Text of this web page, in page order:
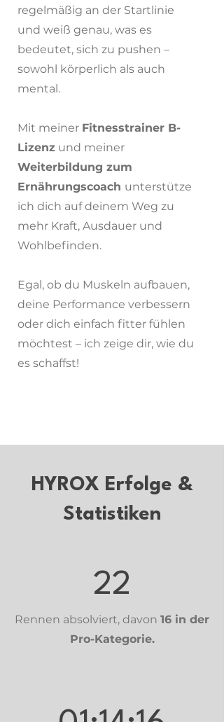
regelmäßig an der Startlinie
und weiß genau, was es
bedeutet, sich zu pushen –
sowohl körperlich als auch
mental.
Mit meiner Fitnesstrainer B-
Lizenz und meiner
Weiterbildung zum
Ernährungscoach unterstütze
ich dich auf deinem Weg zu
mehr Kraft, Ausdauer und
Wohlbefinden.
Egal, ob du Muskeln aufbauen,
deine Performance verbessern
oder dich einfach fitter fühlen
möchtest – ich zeige dir, wie du
es schaffst!
HYROX Erfolge &
Statistiken
22
Rennen absolviert, davon 16 in der
Pro-Kategorie.